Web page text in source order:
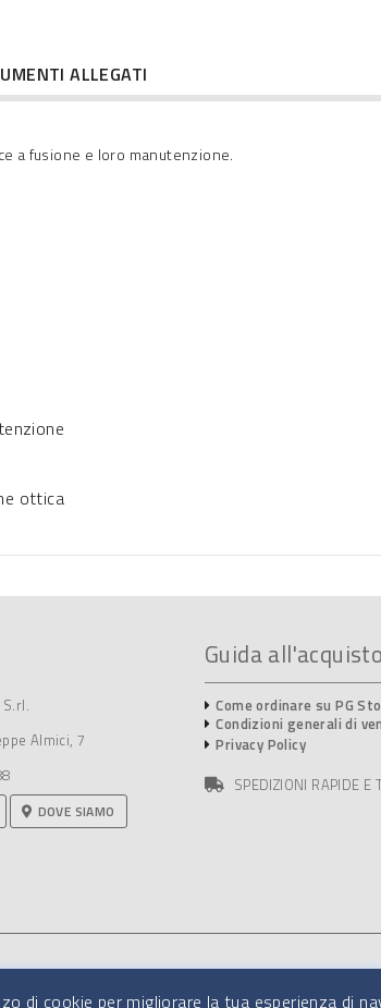
ALLEGATI
a fusione e loro manutenzione.
ottica
di cookie per migliorare la tua esperienza di
Almici, 7
DOVE SIAMO
Guida all'acquisto
Come ordinare su PG
Condizioni generali di
Privacy Policy
SPEDIZIONI RAPIDE E